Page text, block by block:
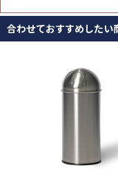
合わせておすすめしたい